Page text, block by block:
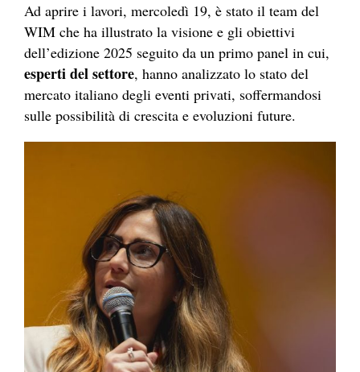
Ad aprire i lavori, mercoledì 19, è stato il team del
WIM che ha illustrato la visione e gli obiettivi
dell’edizione 2025 seguito da un primo panel in cui,
esperti del settore, hanno analizzato lo stato del
mercato italiano degli eventi privati, soffermandosi
sulle possibilità di crescita e evoluzioni future.